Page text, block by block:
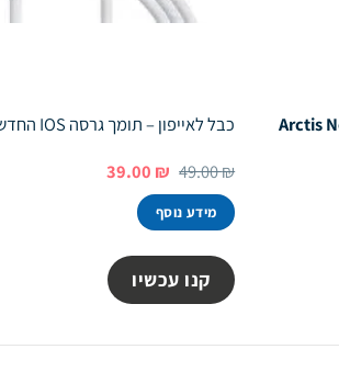
Arctis
כבל לאייפון – תומך גרסה IOS החדשה
49.00₪ המחיר
היה:
49.00 ₪.
39.00 ₪ המחיר
מידע נוסף
קנו עכשיו